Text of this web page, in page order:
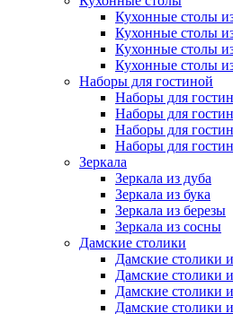
Кухонные столы
Кухонные столы
Кухонные столы
Кухонные столы
Наборы для гостиной
Наборы для
Наборы для
Наборы для
Наборы для
Зеркала
Зеркала из дуба
Зеркала из бука
Зеркала из березы
Зеркала из сосны
Дамские столики
Дамские столики
Дамские столики
Дамские столики
Дамские столики